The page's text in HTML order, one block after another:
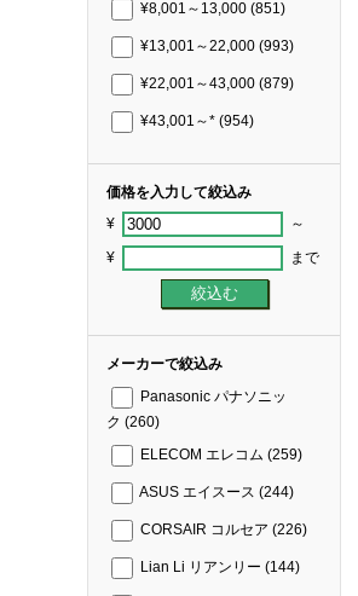
¥8,001～13,000 (851)
¥13,001～22,000 (993)
¥22,001～43,000 (879)
¥43,001～* (954)
価格を入力して絞込み
¥ ～
¥ まで
メーカーで絞込み
Panasonic パナソニッ
ク (260)
ELECOM エレコム (259)
ASUS エイスース (244)
CORSAIR コルセア (226)
Lian Li リアンリー (144)